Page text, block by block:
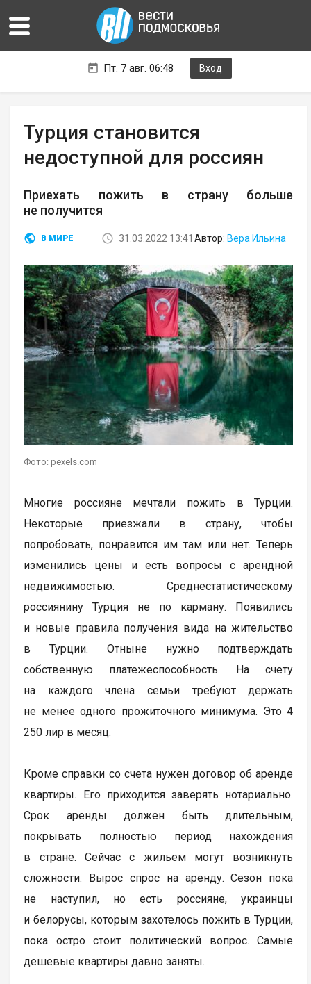
Пт. 7 авг. 06:48 Вход
Турция становится
недоступной для россиян
Приехать пожить в страну больше
не получится
В МИРЕ 31.03.2022 13:41 Автор: Вера Ильина
Фото: pexels.com
Многие россияне мечтали пожить в Турции.
Некоторые приезжали в страну, чтобы
попробовать, понравится им там или нет. Теперь
изменились цены и есть вопросы с арендной
недвижимостью. Среднестатистическому
россиянину Турция не по карману. Появились
и новые правила получения вида на жительство
в Турции. Отныне нужно подтверждать
собственную платежеспособность. На счету
на каждого члена семьи требуют держать
не менее одного прожиточного минимума. Это 4
250 лир в месяц.
Кроме справки со счета нужен договор об аренде
квартиры. Его приходится заверять нотариально.
Срок аренды должен быть длительным,
покрывать полностью период нахождения
в стране. Сейчас с жильем могут возникнуть
сложности. Вырос спрос на аренду. Сезон пока
не наступил, но есть россияне, украинцы
и белорусы, которым захотелось пожить в Турции,
пока остро стоит политический вопрос. Самые
дешевые квартиры давно заняты.